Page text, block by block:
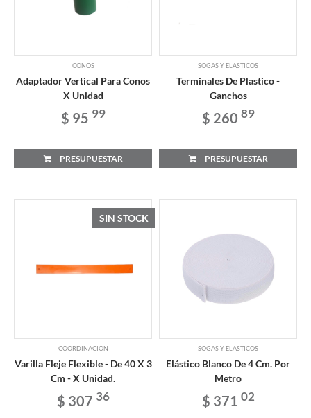
CONOS
Adaptador Vertical Para Conos
X Unidad
$ 95 99
PRESUPUESTAR
SOGAS Y ELASTICOS
Terminales De Plastico -
Ganchos
$ 260 89
PRESUPUESTAR
SIN STOCK
COORDINACION
Varilla Fleje Flexible - De 40 X 3
Cm - X Unidad.
$ 307 36
SOGAS Y ELASTICOS
Elástico Blanco De 4 Cm. Por
Metro
$ 371 02